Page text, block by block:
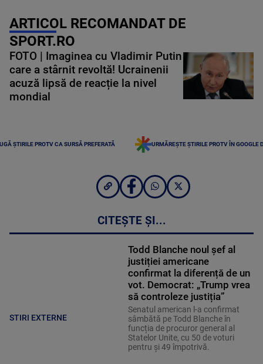
ARTICOL RECOMANDAT DE
SPORT.RO
FOTO | Imaginea cu Vladimir Putin
care a stârnit revoltă! Ucrainenii
acuză lipsă de reacție la nivel
mondial
ȘTIRILE PROTV CA SURSĂ PREFERATĂ URMĂREȘTE ȘTIRILE PROTV ÎN GOOGLE
CITEȘTE ȘI...
STIRI EXTERNE
Todd Blanche noul șef al
justiției americane
confirmat la diferență de un
vot. Democrat: „Trump vrea
să controleze justiția”
Senatul american l-a confirmat
sâmbătă pe Todd Blanche în
funcția de procuror general al
Statelor Unite, cu 50 de voturi
pentru și 49 împotrivă.